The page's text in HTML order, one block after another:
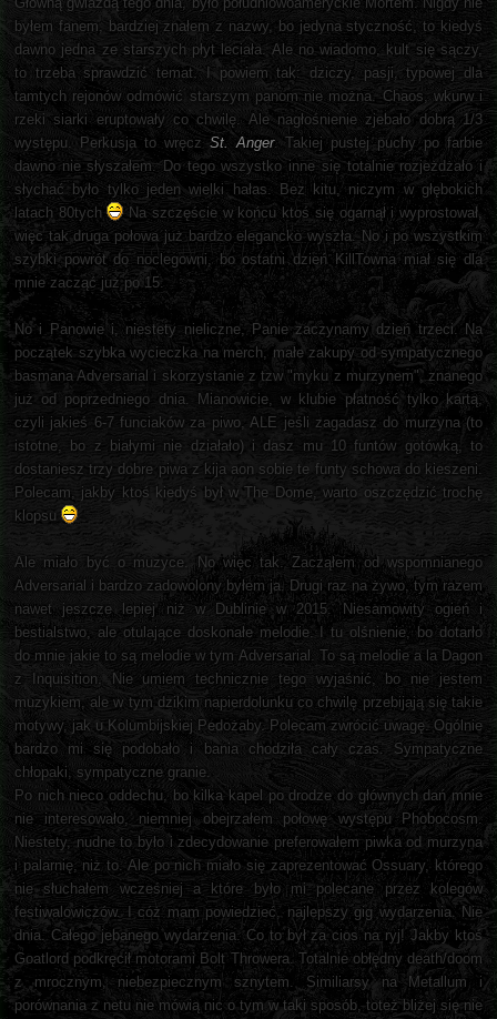
byłem fanem, bardziej znałem z nazwy, bo jedyna styczność, to kiedyś
dawno jedna ze starszych płyt leciała. Ale no wiadomo, kult się sączy,
to trzeba sprawdzić temat. I powiem tak: dziczy, pasji, typowej dla
tamtych rejonów odmówić starszym panom nie można. Chaos, wkurw i
rzeki siarki eruptowały co chwilę. Ale nagłośnienie zjebało dobrą 1/3
występu. Perkusja to wręcz St. Anger. Takiej pustej puchy po farbie
dawno nie słyszałem. Do tego wszystko inne się totalnie rozjeżdżało i
słychać było tylko jeden wielki hałas. Bez kitu, niczym w głębokich
latach 80tych
Na szczęście w końcu ktoś się ogarnął i wyprostował,
więc tak druga połowa już bardzo elegancko wyszła. No i po wszystkim
szybki powrót do noclegowni, bo ostatni dzień KillTowna miał się dla
mnie zacząć już po 15.
No i Panowie i, niestety nieliczne, Panie zaczynamy dzień trzeci. Na
początek szybka wycieczka na merch, małe zakupy od sympatycznego
basmana Adversarial i skorzystanie z tzw "myku z murzynem", znanego
już od poprzedniego dnia. Mianowicie, w klubie płatność tylko kartą,
czyli jakieś 6-7 funciaków za piwo, ALE jeśli zagadasz do murzyna (to
istotne, bo z białymi nie działało) i dasz mu 10 funtów gotówką, to
dostaniesz trzy dobre piwa z kija aon sobie te funty schowa do kieszeni.
Polecam, jakby ktoś kiedyś był w The Dome, warto oszczędzić trochę
klopsu
Ale miało być o muzyce. No więc tak. Zacząłem od wspomnianego
Adversarial i bardzo zadowolony byłem ja. Drugi raz na żywo, tym razem
nawet jeszcze lepiej niż w Dublinie w 2015. Niesamowity ogień i
bestialstwo, ale otulające doskonałe melodie. I tu olśnienie, bo dotarło
do mnie jakie to są melodie w tym Adversarial. To są melodie a la Dagon
z Inquisition. Nie umiem technicznie tego wyjaśnić, bo nie jestem
muzykiem, ale w tym dzikim napierdolunku co chwilę przebijają się takie
motywy, jak u Kolumbijskiej Pedożaby. Polecam zwrócić uwagę. Ogólnie
bardzo mi się podobało i bania chodziła cały czas. Sympatyczne
chłopaki, sympatyczne granie.
Po nich nieco oddechu, bo kilka kapel po drodze do głównych dań mnie
nie interesowało, niemniej obejrzałem połowę występu Phobocosm.
Niestety, nudne to było i zdecydowanie preferowałem piwka od murzyna
i palarnię, niż to. Ale po nich miało się zaprezentować Ossuary, którego
nie słuchałem wcześniej a które było mi polecane przez kolegów
festiwalowiczów. I cóż mam powiedzieć, najlepszy gig wydarzenia. Nie
dnia. Całego jebanego wydarzenia. Co to był za cios na ryj! Jakby ktoś
Goatlord podkręcił motorami Bolt Throwera. Totalnie obłędny death/doom
z mrocznym, niebezpiecznym sznytem. Similiarsy na Metallum i
porównania z netu nie mówią nic o tym w taki sposób, toteż bliżej się nie